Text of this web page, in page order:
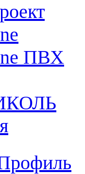
ПВХ